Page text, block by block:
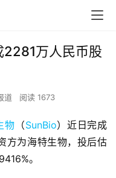
2281万人民币股
道 阅读 1673
物 （SunBio）近日完成
方为海特生物，投后估
。